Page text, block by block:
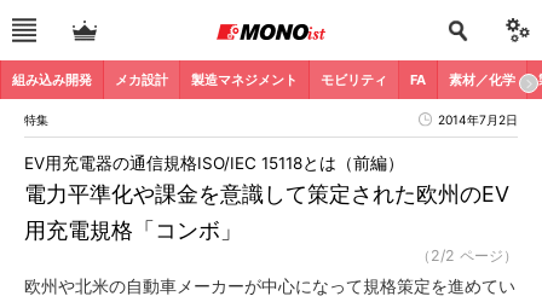
組み込み開発 メカ設計 製造マネジメント モビリティ FA 素材／化学
特集 2014年7月2日
電力平準化や課金を意識して策定された欧州のEV
用充電規格「コンボ」
EV用充電器の通信規格ISO/IEC 15118とは（前編）
（2/2 ページ）
欧州や北米の自動車メーカーが中心になって規格策定を進めてい